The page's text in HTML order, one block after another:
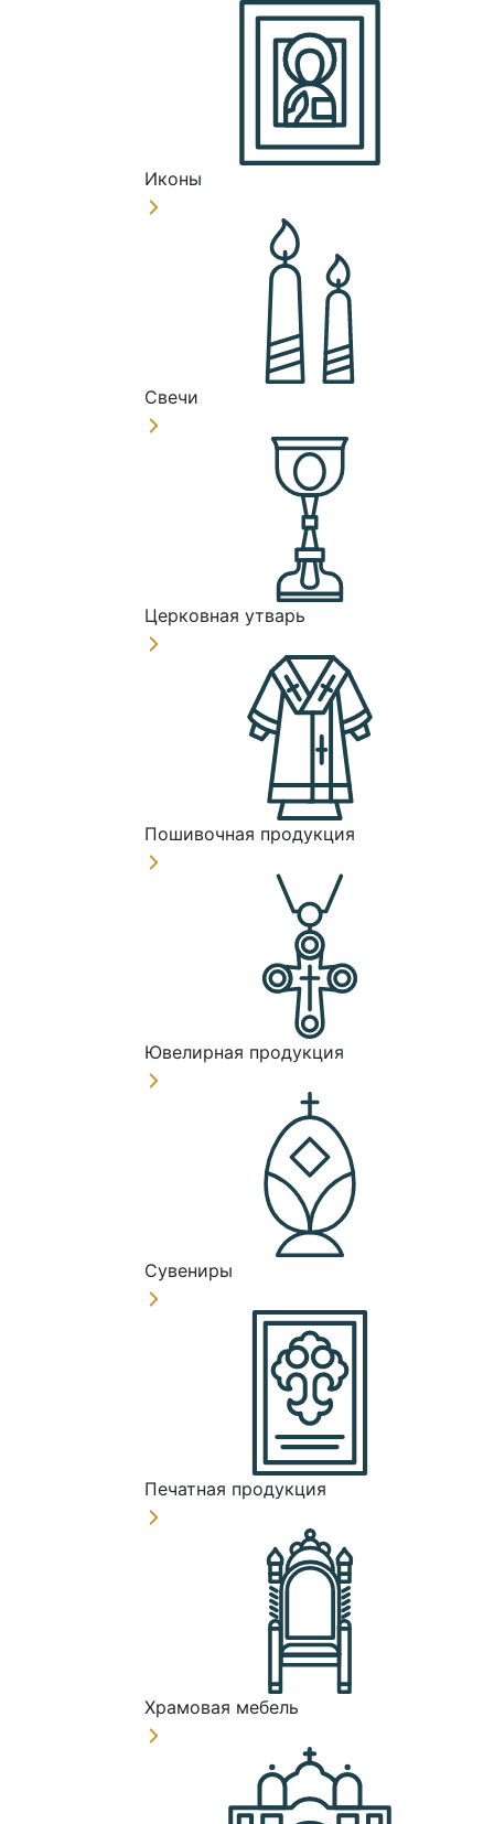
Иконы
Свечи
Церковная утварь
Пошивочная продукция
Ювелирная продукция
Сувениры
Печатная продукция
Храмовая мебель